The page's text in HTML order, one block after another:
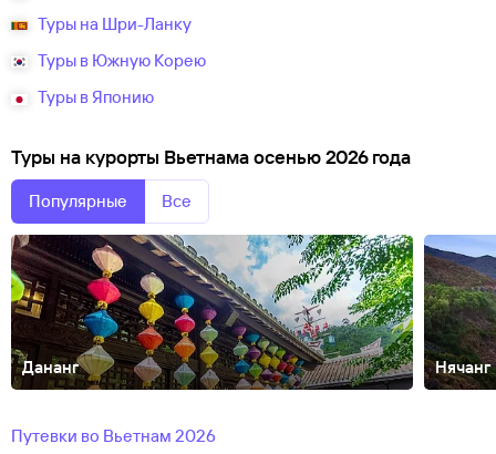
Туры на Шри-Ланку
Туры в Южную Корею
Туры в Японию
Туры на курорты Вьетнама осенью 2026 года
Популярные Все
Дананг Нячанг
Путевки во Вьетнам 2026